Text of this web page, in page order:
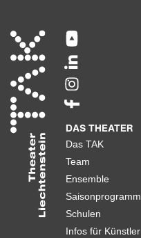
DAS THEATER
Das TAK
Team
Ensemble
Saisonprogramm
Schulen
Infos für Künstler